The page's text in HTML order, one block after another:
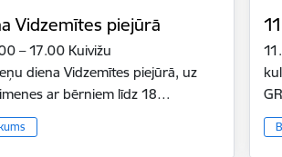
Vidzemītes piejūrā
– 17.00 Kuivižu
diena Vidzemītes piejūrā, uz
ar bērniem līdz 18…